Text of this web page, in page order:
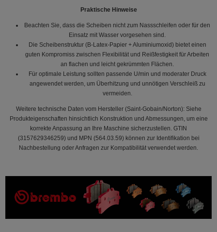
Praktische Hinweise
Beachten Sie, dass die Scheiben nicht zum Nassschleifen oder für den
Einsatz mit Wasser vorgesehen sind.
Die Scheibenstruktur (B-Latex-Papier + Aluminiumoxid) bietet einen
guten Kompromiss zwischen Flexibilität und Reißfestigkeit für Arbeiten
an flachen und leicht gekrümmten Flächen.
Für optimale Leistung sollten passende U/min und moderater Druck
angewendet werden, um Überhitzung und unnötigen Verschleiß zu
vermeiden.
Weitere technische Daten vom Hersteller (Saint-Gobain/Norton): Siehe
Produkteigenschaften hinsichtlich Konstruktion und Abmessungen, um eine
korrekte Anpassung an Ihre Maschine sicherzustellen. GTIN
(3157629346259) und MPN (564.03.59) können zur Identifikation bei
Nachbestellung oder Anfragen zur Kompatibilität verwendet werden.